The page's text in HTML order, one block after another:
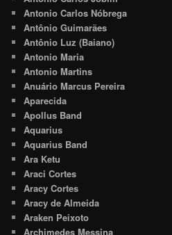
Antonio Carlos Nóbrega
Antônio Guimarães
Antônio Luz (Baiano)
Antonio Maria
Antonio Martins
Anuário Marcus Pereira
Aparecida
Apollus Band
Aquarius
Aquarius Band
Ara Ketu
Araci Cortes
Aracy Cortes
Aracy de Almeida
Araken Peixoto
Archimedes Messina